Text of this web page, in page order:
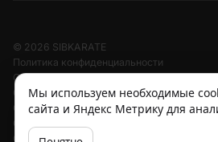
© 2026 SIBKARATE
Политика конфиденциальности
Отписаться от рассылок
Согласие на обработку персональных
Согласие на рассылку
Отзыв согласия
Cookies
Мы используем необходимые
сайта и Яндекс Метрику для